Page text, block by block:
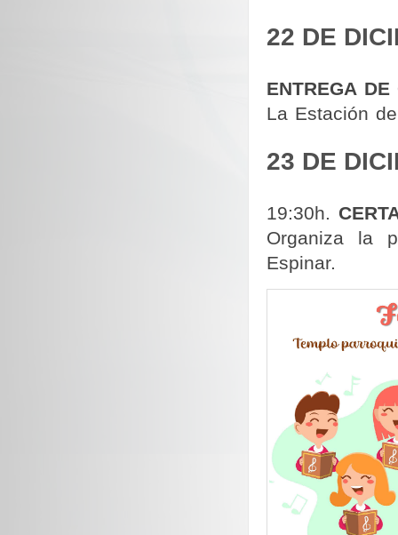
22 DE
ENTREGA DE
La Estación
23 DE
19:30h.
Organiza la
Espinar.